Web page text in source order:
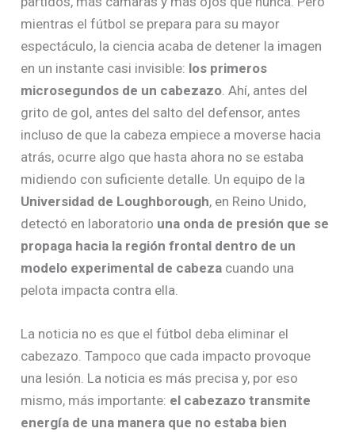
mientras el fútbol se prepara para su mayor
espectáculo, la ciencia acaba de detener la imagen
en un instante casi invisible: los primeros
microsegundos de un cabezazo. Ahí, antes del
grito de gol, antes del salto del defensor, antes
incluso de que la cabeza empiece a moverse hacia
atrás, ocurre algo que hasta ahora no se estaba
midiendo con suficiente detalle. Un equipo de la
Universidad de Loughborough, en Reino Unido,
detectó en laboratorio una onda de presión que se
propaga hacia la región frontal dentro de un
modelo experimental de cabeza cuando una
pelota impacta contra ella.
La noticia no es que el fútbol deba eliminar el
cabezazo. Tampoco que cada impacto provoque
una lesión. La noticia es más precisa y, por eso
mismo, más importante: el cabezazo transmite
energía de una manera que no estaba bien